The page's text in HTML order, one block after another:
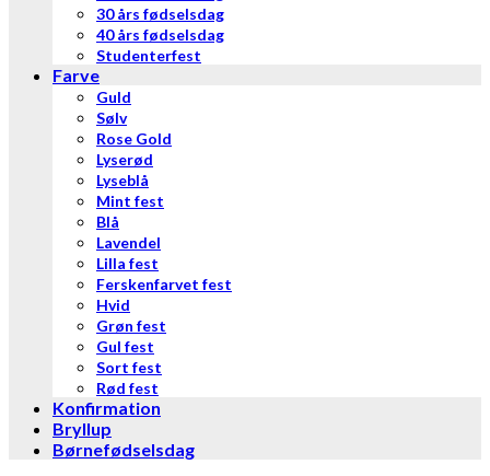
30 års fødselsdag
40 års fødselsdag
Studenterfest
Farve
Guld
Sølv
Rose Gold
Lyserød
Lyseblå
Mint fest
Blå
Lavendel
Lilla fest
Ferskenfarvet fest
Hvid
Grøn fest
Gul fest
Sort fest
Rød fest
Konfirmation
Bryllup
Børnefødselsdag